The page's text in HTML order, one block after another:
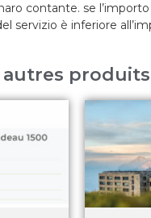
contante. se
servizio è inferiore
autres produits